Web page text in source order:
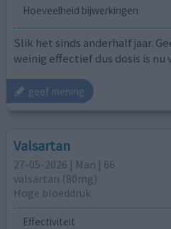
Hoeveelheid bijwerkingen
Slik het sinds anderhalf jaar.
weinig effectief dus dosis is
geef mening
Valsartan
27-05-2026 | Man | 66
valsartan (80mg)
Hoge bloeddruk
Effectiviteit